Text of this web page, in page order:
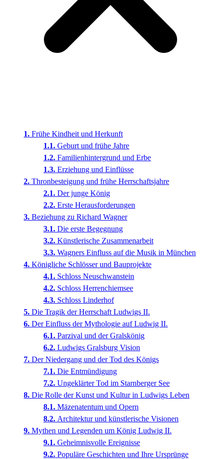
Frühe Kindheit und Herkunft
Geburt und frühe Jahre
Familienhintergrund und Erbe
Erziehung und Einflüsse
Thronbesteigung und frühe Herrschaftsjahre
Der junge König
Erste Herausforderungen
Beziehung zu Richard Wagner
Die erste Begegnung
Künstlerische Zusammenarbeit
Wagners Einfluss auf die Musik in München
Königliche Schlösser und Bauprojekte
Schloss Neuschwanstein
Schloss Herrenchiemsee
Schloss Linderhof
Die Tragik der Herrschaft Ludwigs II.
Der Einfluss der Mythologie auf Ludwig II.
Parzival und der Gralskönig
Ludwigs Gralsburg Vision
Der Niedergang und der Tod des Königs
Die Entmündigung
Ungeklärter Tod im Starnberger See
Die Rolle der Kunst und Kultur in Ludwigs Leben
Mäzenatentum und Opern
Architektur und künstlerische Visionen
Mythen und Legenden um König Ludwig II.
Geheimnisvolle Ereignisse
Populäre Geschichten und Ihre Ursprünge